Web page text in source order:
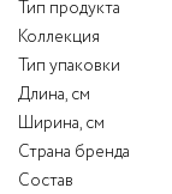
Тип продукта
Коллекция
Тип упаковки
Длина, см
Ширина, см
Страна бренда
Состав